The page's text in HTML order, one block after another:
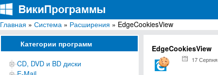
ВикиПрограммы
Энциклопедия бесплатных компьютерных программ для Windows
Главная » Система » Расширения » EdgeCookiesView
Категории программ
CD, DVD и BD диски
EdgeCookiesView
17